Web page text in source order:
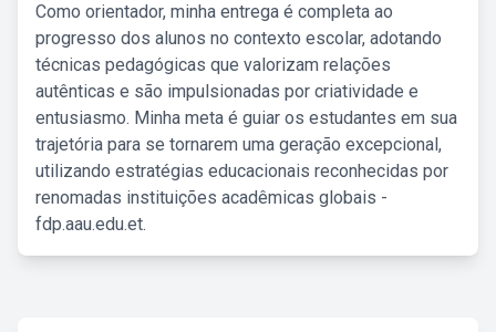
Como orientador, minha entrega é completa ao
progresso dos alunos no contexto escolar, adotando
técnicas pedagógicas que valorizam relações
autênticas e são impulsionadas por criatividade e
entusiasmo. Minha meta é guiar os estudantes em sua
trajetória para se tornarem uma geração excepcional,
utilizando estratégias educacionais reconhecidas por
renomadas instituições acadêmicas globais -
fdp.aau.edu.et.